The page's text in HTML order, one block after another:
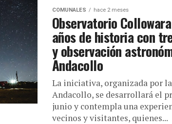
COMUNALES hace 2 meses
Observatorio
años de historia con
y observación
Andacollo
La iniciativa, organizada por
Andacollo, se desarrollará el
junio y contempla una
vecinos y visitantes, quienes...